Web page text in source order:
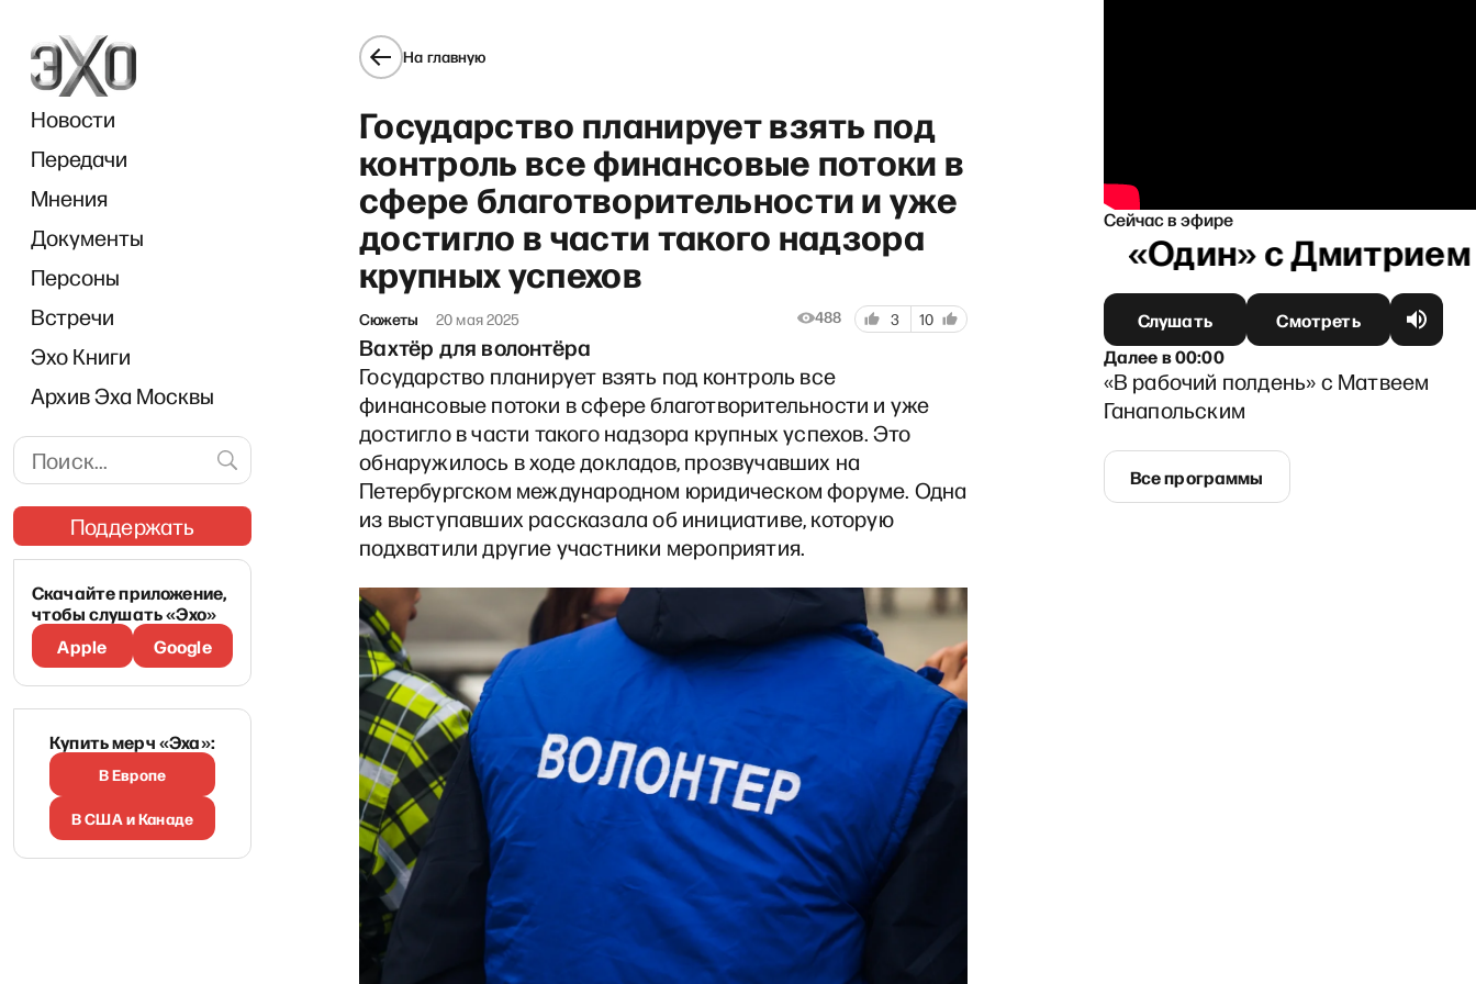
Новости
Передачи
Мнения
Документы
Персоны
Встречи
Эхо Книги
Архив Эха Москвы
Поддержать
Скачайте приложение,
чтобы слушать «Эхо»
Apple
Google
Купить мерч «Эха»:
В Европе
В США и Канаде
На главную
Государство планирует взять под
контроль все финансовые потоки в
сфере благотворительности и уже
достигло в части такого надзора
крупных успехов
Сюжеты 20 мая 2025 488 3 10
Вахтёр для волонтёра
Государство планирует взять под контроль все
финансовые потоки в сфере благотворительности и уже
достигло в части такого надзора крупных успехов. Это
обнаружилось в ходе докладов, прозвучавших на
Петербургском международном юридическом форуме. Одна
из выступавших рассказала об инициативе, которую
подхватили другие участники мероприятия.
Сейчас в эфире
«Один» с Дмитрием
Слушать
Смотреть
Далеев00:00
«В рабочий полдень» с Матвеем
Ганапольским
Все программы